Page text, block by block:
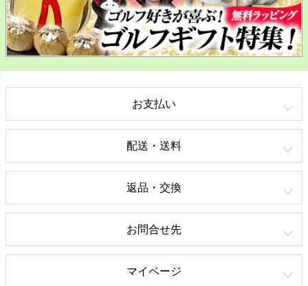
お支払い
配送・送料
返品・交換
お問合せ先
マイページ